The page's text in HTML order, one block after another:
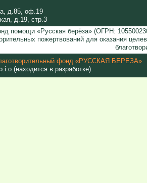
д.85, оф.19
д.19, стр.3
помощи «Русская берёза» (ОГРН:
пожертвований для оказания
фонд «РУССКАЯ БЕРЕЗА»
(находится в разработке)